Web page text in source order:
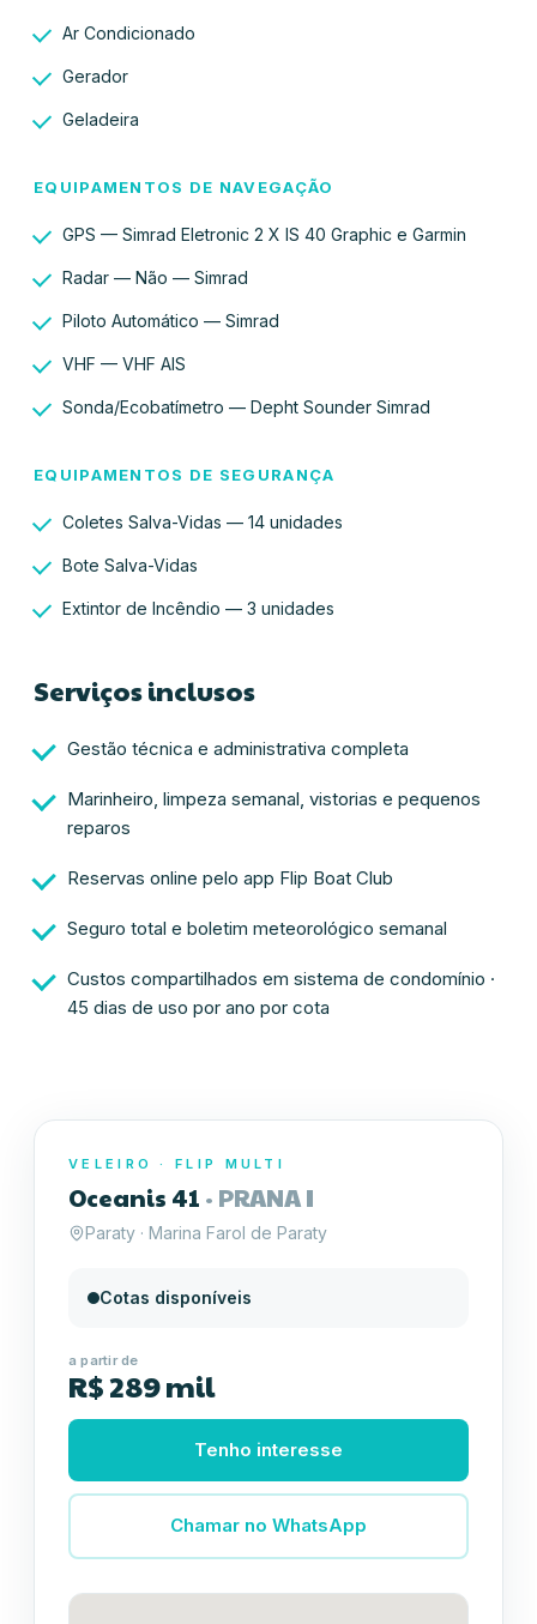
Ar Condicionado
Gerador
Geladeira
EQUIPAMENTOS DE NAVEGAÇÃO
GPS — Simrad Eletronic 2 X IS 40 Graphic e Garmin
Radar — Não — Simrad
Piloto Automático — Simrad
VHF — VHF AIS
Sonda/Ecobatímetro — Depht Sounder Simrad
EQUIPAMENTOS DE SEGURANÇA
Coletes Salva-Vidas — 14 unidades
Bote Salva-Vidas
Extintor de Incêndio — 3 unidades
Serviços inclusos
Gestão técnica e administrativa completa
Marinheiro, limpeza semanal, vistorias e pequenos
reparos
Reservas online pelo app Flip Boat Club
Seguro total e boletim meteorológico semanal
Custos compartilhados em sistema de condomínio ·
45 dias de uso por ano por cota
VELEIRO ·FLIP MULTI
Oceanis 41 · PRANA I
Paraty · Marina Farol de Paraty
Cotas disponíveis
a partir de
R$ 289 mil
Tenho interesse
Chamar no WhatsApp